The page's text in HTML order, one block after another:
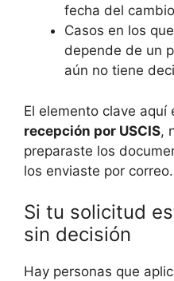
fecha del
Casos en los
depende de un
aún no tiene
El elemento clave aquí
recepción por USCIS,
preparaste los
los enviaste por correo.
Si tu solicitud
sin decisión
Hay personas que